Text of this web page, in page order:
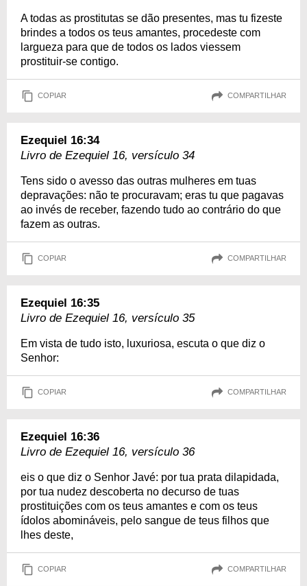
A todas as prostitutas se dão presentes, mas tu fizeste
brindes a todos os teus amantes, procedeste com
largueza para que de todos os lados viessem
prostituir-se contigo.
COPIAR COMPARTILHAR
Ezequiel 16:34
Livro de Ezequiel 16, versículo 34
Tens sido o avesso das outras mulheres em tuas
depravações: não te procuravam; eras tu que pagavas
ao invés de receber, fazendo tudo ao contrário do que
fazem as outras.
COPIAR COMPARTILHAR
Ezequiel 16:35
Livro de Ezequiel 16, versículo 35
Em vista de tudo isto, luxuriosa, escuta o que diz o
Senhor:
COPIAR COMPARTILHAR
Ezequiel 16:36
Livro de Ezequiel 16, versículo 36
eis o que diz o Senhor Javé: por tua prata dilapidada,
por tua nudez descoberta no decurso de tuas
prostituições com os teus amantes e com os teus
ídolos abomináveis, pelo sangue de teus filhos que
lhes deste,
COPIAR COMPARTILHAR